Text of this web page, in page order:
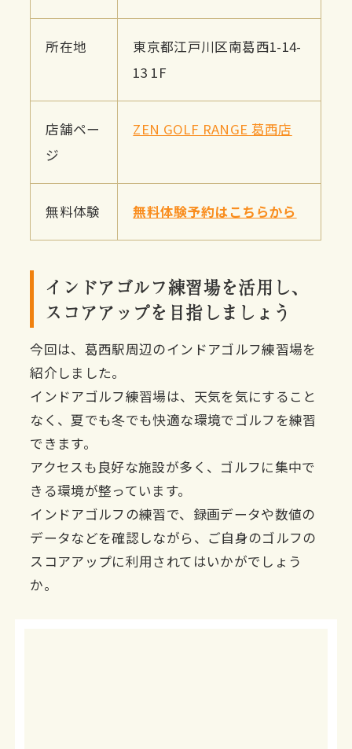
所在地
東京都江戸川区南葛西1-14-
13 1F
店舗ペー
ジ
ZEN GOLF RANGE 葛西店
無料体験 無料体験予約はこちらから
インドアゴルフ練習場を活用し、
スコアアップを目指しましょう
今回は、葛西駅周辺のインドアゴルフ練習場を
紹介しました。
インドアゴルフ練習場は、天気を気にすること
なく、夏でも冬でも快適な環境でゴルフを練習
できます。
アクセスも良好な施設が多く、ゴルフに集中で
きる環境が整っています。
インドアゴルフの練習で、録画データや数値の
データなどを確認しながら、ご自身のゴルフの
スコアアップに利用されてはいかがでしょう
か。